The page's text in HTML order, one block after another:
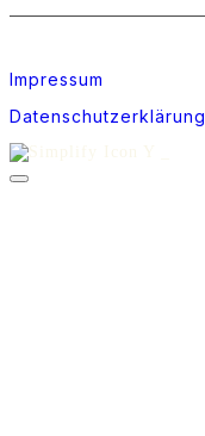
Impressum
Datenschutzerklärung